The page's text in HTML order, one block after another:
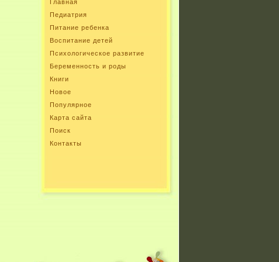
Главная
Педиатрия
Питание ребенка
Воспитание детей
Психологическое развитие
Беременность и роды
Книги
Новое
Популярное
Карта сайта
Поиск
Контакты